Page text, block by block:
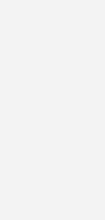
Uniformity to
speciaal samengesteld
Een